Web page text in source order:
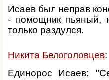
Исаев был неправ
- помощник пьяный,
только раздулся.
Никита Белоголовцев:
Единорос Исаев: